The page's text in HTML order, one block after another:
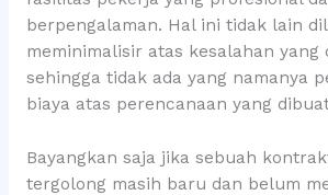
berpengalaman. Hal ini tidak lain
meminimalisir atas kesalahan yang
sehingga tidak ada yang namanya
biaya atas perencanaan yang
Bayangkan saja jika sebuah
tergolong masih baru dan belum